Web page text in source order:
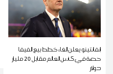
إنفانتينو يعلن إلغاء خطط بيع الفيفا
حصة في كأس العالم مقابل 20 مليار
دولار